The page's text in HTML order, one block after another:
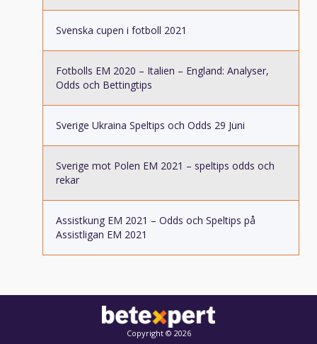
Svenska cupen i fotboll 2021
Fotbolls EM 2020 – Italien – England: Analyser,
Odds och Bettingtips
Sverige Ukraina Speltips och Odds 29 Juni
Sverige mot Polen EM 2021 – speltips odds och
rekar
Assistkung EM 2021 – Odds och Speltips på
Assistligan EM 2021
Copyright © 2026